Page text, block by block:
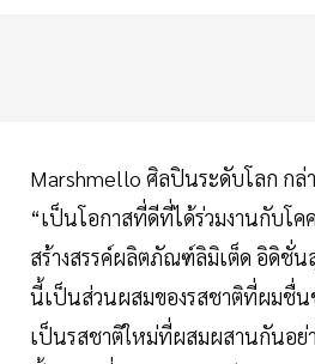
Marshmello ศิลปินระดับโลก กล่า
“เป็นโอกาสที่ดีที่ได้ร่วมงานกับโค
สร้างสรรค์ผลิตภัณฑ์ลิมิเต็ด อิดิชั่น
นี้เป็นส่วนผสมของรสชาติที่ผมชื่น
เป็นรสชาติใหม่ที่ผสมผสานกันอย่